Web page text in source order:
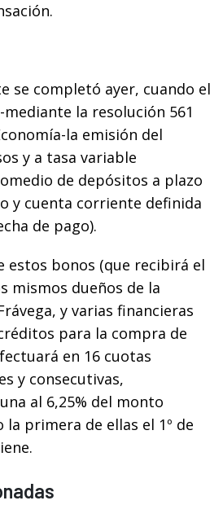
se completó ayer, cuando el
la resolución 561
la emisión del
y a tasa variable
de depósitos a plazo
y cuenta corriente definida
de pago).
estos bonos (que recibirá el
mismos dueños de la
y varias financieras
para la compra de
en 16 cuotas
y consecutivas,
al 6,25% del monto
primera de ellas el 1º de